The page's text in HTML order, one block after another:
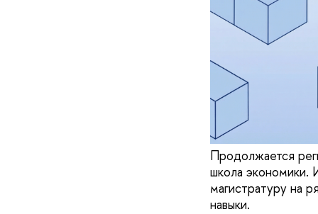
Продолжается
школа экономики.
магистратуру на
навыки.